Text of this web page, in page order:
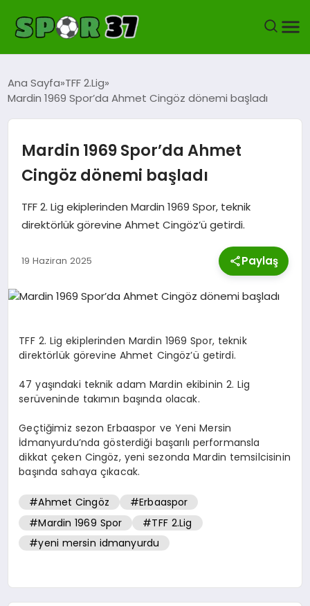
YEREL FUTBOL
BASKETBOL
VOLEYBOL
Ana Sayfa TFF 2.Lig
Mardin 1969 Spor’da Ahmet Cingöz dönemi başladı
Mardin 1969 Spor’da Ahmet
Cingöz dönemi başladı
TFF 2. Lig ekiplerinden Mardin 1969 Spor, teknik
direktörlük görevine Ahmet Cingöz’ü getirdi.
19 Haziran 2025 Paylaş
TFF 2. Lig ekiplerinden Mardin 1969 Spor, teknik
direktörlük görevine Ahmet Cingöz’ü getirdi.
47 yaşındaki teknik adam Mardin ekibinin 2. Lig
serüveninde takımın başında olacak.
Geçtiğimiz sezon Erbaaspor ve Yeni Mersin
İdmanyurdu’nda gösterdiği başarılı performansla
dikkat çeken Cingöz, yeni sezonda Mardin temsilcisinin
başında sahaya çıkacak.
#Ahmet Cingöz
#Erbaaspor
#Mardin 1969 Spor
#TFF 2.Lig
#yeni mersin idmanyurdu